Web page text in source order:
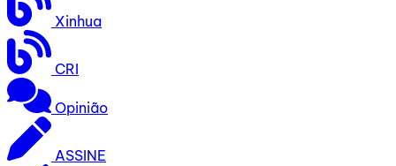
Xinhua
CRI
Opinião
ASSINE